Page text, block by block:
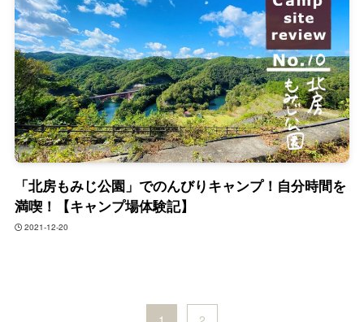
「北房もみじ公園」でのんびりキャンプ！自分時間を
満喫！【キャンプ場体験記】
2021-12-20